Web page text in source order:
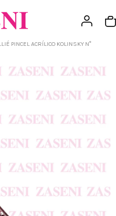
PINCEL ACRÍLICO KOLINSKY N°